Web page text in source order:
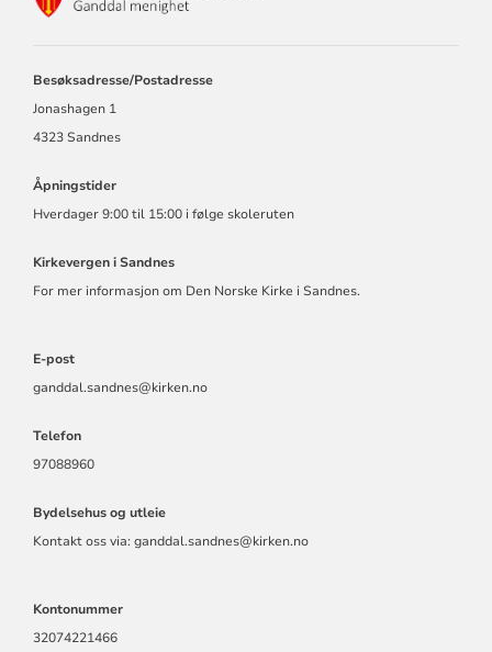
Besøksadresse/Postadresse
Jonashagen 1
4323 Sandnes
Åpningstider
Hverdager 9:00 til 15:00 i følge skoleruten
Kirkevergen i Sandnes
For mer informasjon om Den Norske Kirke i Sandnes.
E-post
ganddal.sandnes@kirken.no
Telefon
97088960
Bydelsehus og utleie
Kontakt oss via: ganddal.sandnes@kirken.no
Kontonummer
32074221466